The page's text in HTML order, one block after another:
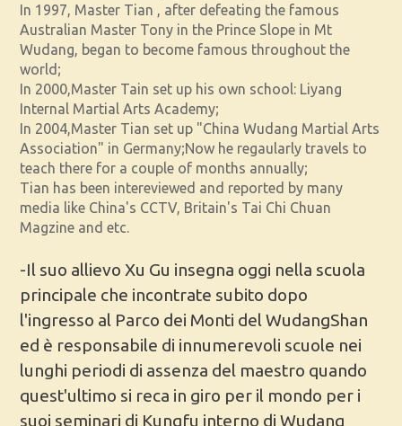
In 1997, Master Tian , after defeating the famous
Australian Master Tony in the Prince Slope in Mt
Wudang, began to become famous throughout the
world;
In 2000,Master Tain set up his own school: Liyang
Internal Martial Arts Academy;
In 2004,Master Tian set up "China Wudang Martial Arts
Association" in Germany;Now he regaularly travels to
teach there for a couple of months annually;
Tian has been intereviewed and reported by many
media like China's CCTV, Britain's Tai Chi Chuan
Magzine and etc.
-Il suo allievo Xu Gu insegna oggi nella scuola
principale che incontrate subito dopo
l'ingresso al Parco dei Monti del WudangShan
ed è responsabile di innumerevoli scuole nei
lunghi periodi di assenza del maestro quando
quest'ultimo si reca in giro per il mondo per i
suoi seminari di Kungfu interno di Wudang